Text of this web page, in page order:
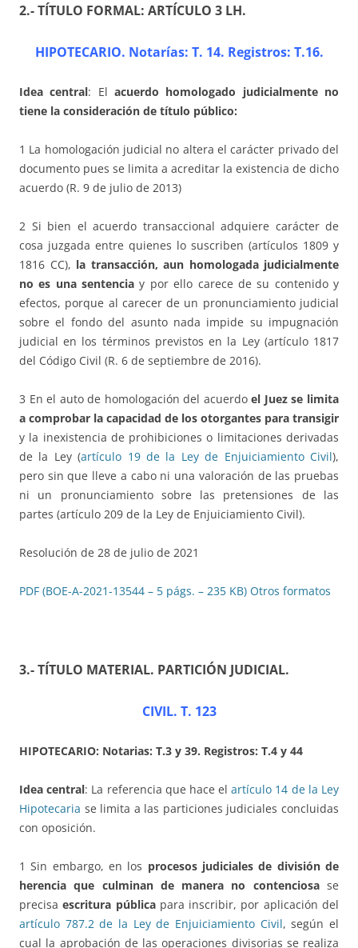
2.- TÍTULO FORMAL: ARTÍCULO 3 LH.
HIPOTECARIO. Notarías: T. 14. Registros: T.16.
Idea central: Elacuerdo homologado judicialmente no
tiene la consideración de título público:
1 La homologación judicial no altera el carácter privado del
documento pues se limita a acreditar la existencia de dicho
acuerdo (R. 9 de julio de 2013)
2 Si bien el acuerdo transaccional adquiere carácter de
cosa juzgada entre quienes lo suscriben (artículos 1809 y
1816 CC), la transacción, aun homologada judicialmente
no es una sentencia y por ello carece de su contenido y
efectos, porque al carecer de un pronunciamiento judicial
sobre el fondo del asunto nada impide su impugnación
judicial en los términos previstos en la Ley (artículo 1817
del Código Civil (R. 6 de septiembre de 2016).
3 En el auto de homologación del acuerdoel Juez se limita
a comprobar la capacidad de los otorgantes para transigir
y la inexistencia de prohibiciones o limitaciones derivadas
de la Ley (artículo 19 de la Ley de Enjuiciamiento Civil),
pero sin que lleve a cabo ni una valoración de las pruebas
ni un pronunciamiento sobre las pretensiones de las
partes (artículo 209 de la Ley de Enjuiciamiento Civil).
Resolución de 28 de julio de 2021
PDF (BOE-A-2021-13544 – 5 págs. – 235 KB) Otros formatos
3.- TÍTULO MATERIAL. PARTICIÓN JUDICIAL.
CIVIL. T. 123
HIPOTECARIO: Notarias: T.3 y 39. Registros: T.4 y 44
Idea central: La referencia que hace elartículo 14 de la Ley
Hipotecaria se limita a las particiones judiciales concluidas
con oposición.
1 Sin embargo, en los procesos judiciales de división de
herencia que culminan de manera no contenciosase
precisaescritura públicapara inscribir, por aplicación del
artículo 787.2 de la Ley de Enjuiciamiento Civil, según el
cual la aprobación de las operaciones divisorias se realiza